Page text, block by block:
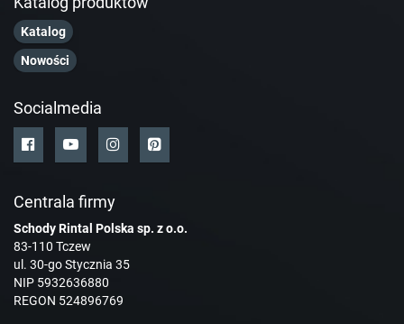
Katalog
Nowości
Socialmedia
Centrala firmy
Schody Rintal Polska sp. z o.o.
83-110 Tczew
ul. 30-go Stycznia 35
NIP 5932636880
REGON 524896769